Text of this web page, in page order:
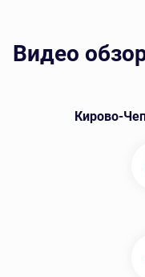
Видео
Кирово-